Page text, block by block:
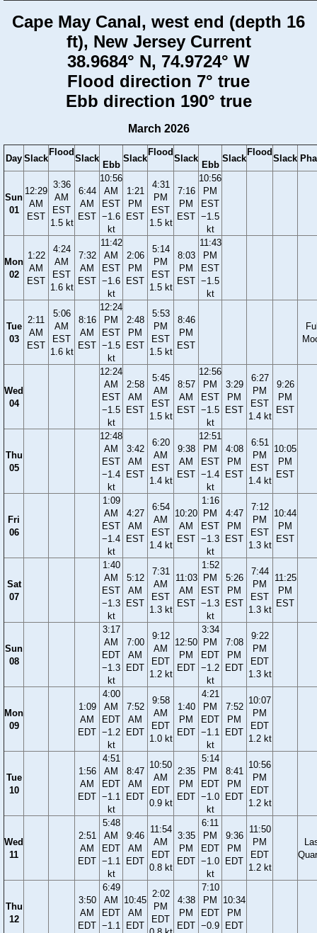
Cape May Canal, west end (depth 16
ft), New Jersey Current
38.9684° N, 74.9724° W
Flood direction 7° true
Ebb direction 190° true
March 2026
Day Slack
Flood
Slack
Ebb
Slack
Flood
Slack
Ebb
Slack
Flood
Slack
Sun
01
12:29
AM
EST
3:36
AM
EST
1.5 kt
6:44
AM
EST
10:56
AM
EST
−1.6
kt
1:21
PM
EST
4:31
PM
EST
1.5 kt
7:16
PM
EST
10:56
PM
EST
−1.5
kt
Mon
02
1:22
AM
EST
4:24
AM
EST
1.6 kt
7:32
AM
EST
11:42
AM
EST
−1.6
kt
2:06
PM
EST
5:14
PM
EST
1.5 kt
8:03
PM
EST
11:43
PM
EST
−1.5
kt
Tue
03
2:11
AM
EST
5:06
AM
EST
1.6 kt
8:16
AM
EST
12:24
PM
EST
−1.5
kt
2:48
PM
EST
5:53
PM
EST
1.5 kt
8:46
PM
EST
Wed
04
12:24
AM
EST
−1.5
kt
2:58
AM
EST
5:45
AM
EST
1.5 kt
8:57
AM
EST
12:56
PM
EST
−1.5
kt
3:29
PM
EST
6:27
PM
EST
1.4 kt
9:26
PM
EST
Thu
05
12:48
AM
EST
−1.4
kt
3:42
AM
EST
6:20
AM
EST
1.4 kt
9:38
AM
EST
12:51
PM
EST
−1.4
kt
4:08
PM
EST
6:51
PM
EST
1.4 kt
10:05
PM
EST
Fri
06
1:09
AM
EST
−1.4
kt
4:27
AM
EST
6:54
AM
EST
1.4 kt
10:20
AM
EST
1:16
PM
EST
−1.3
kt
4:47
PM
EST
7:12
PM
EST
1.3 kt
10:44
PM
EST
Sat
07
1:40
AM
EST
−1.3
kt
5:12
AM
EST
7:31
AM
EST
1.3 kt
11:03
AM
EST
1:52
PM
EST
−1.3
kt
5:26
PM
EST
7:44
PM
EST
1.3 kt
11:25
PM
EST
Sun
08
3:17
AM
EDT
−1.3
kt
7:00
AM
EDT
9:12
AM
EDT
1.2 kt
12:50
PM
EDT
3:34
PM
EDT
−1.2
kt
7:08
PM
EDT
9:22
PM
EDT
1.3 kt
Mon
09
1:09
AM
EDT
4:00
AM
EDT
−1.2
kt
7:52
AM
EDT
9:58
AM
EDT
1.0 kt
1:40
PM
EDT
4:21
PM
EDT
−1.1
kt
7:52
PM
EDT
10:07
PM
EDT
1.2 kt
Tue
10
1:56
AM
EDT
4:51
AM
EDT
−1.1
kt
8:47
AM
EDT
10:50
AM
EDT
0.9 kt
2:35
PM
EDT
5:14
PM
EDT
−1.0
kt
8:41
PM
EDT
10:56
PM
EDT
1.2 kt
Wed
11
2:51
AM
EDT
5:48
AM
EDT
−1.1
kt
9:46
AM
EDT
11:54
AM
EDT
0.8 kt
3:35
PM
EDT
6:11
PM
EDT
−1.0
kt
9:36
PM
EDT
11:50
PM
EDT
1.2 kt
Thu
12
3:50
AM
EDT
6:49
AM
EDT
−1.1
10:45
AM
EDT
2:02
PM
EDT
4:38
PM
EDT
7:10
PM
EDT
−0.9
10:34
PM
EDT